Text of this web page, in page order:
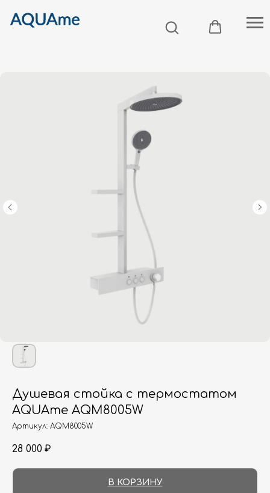
Душевая стойка с термостатом
AQUAme AQM8005W
Артикул: AQM8005W
28 000 ₽
В КОРЗИНУ